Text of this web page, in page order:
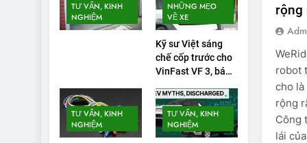
TƯ VẤN, KINH
NGHIỆM
NHỮNG MẸO
VỀ XE
Kỹ sư Việt sáng
chế cốp trước cho
VinFast VF 3, bán
TƯ VẤN, KINH
NGHIỆM
TƯ VẤN, KINH
NGHIỆM
rộng
robot
cho là
rộng
Công
lái